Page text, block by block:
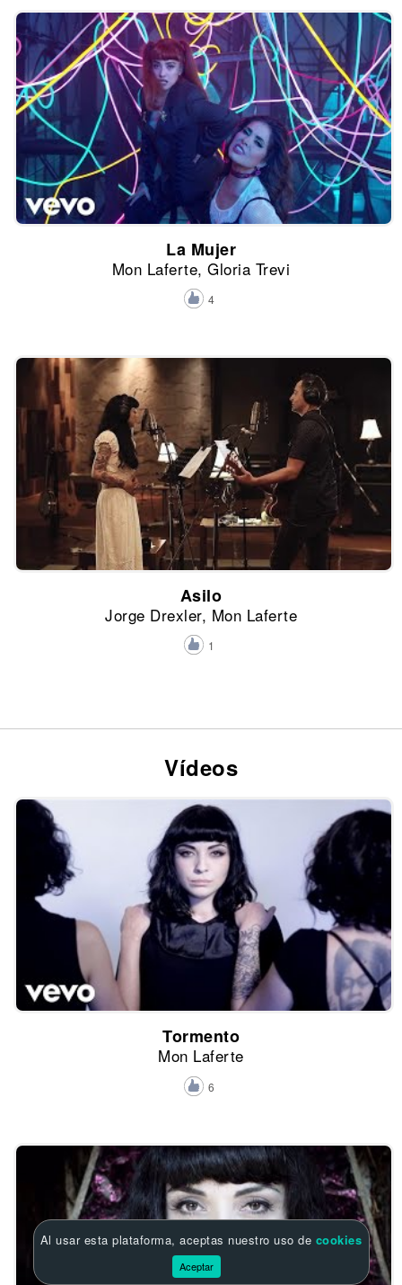
La Mujer
Mon Laferte, Gloria Trevi
4
Asilo
Jorge Drexler, Mon Laferte
1
Vídeos
Tormento
Mon Laferte
6
Al usar esta plataforma, aceptas nuestro uso de cookies
Aceptar